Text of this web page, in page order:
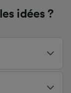
idées ?